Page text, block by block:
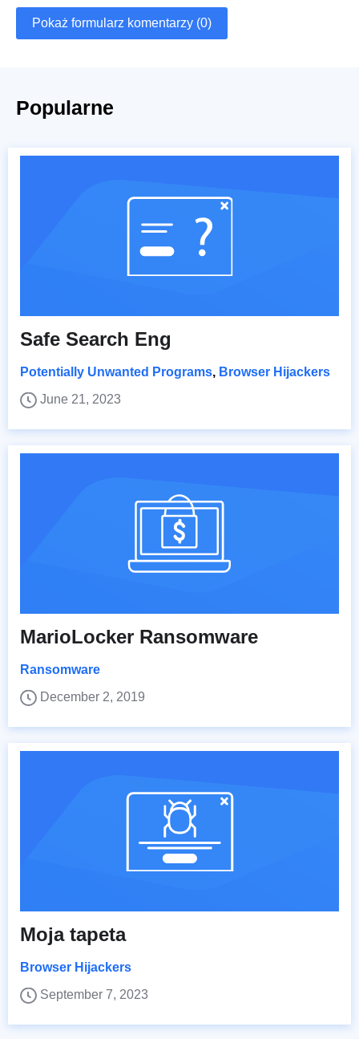
Pokaż formularz komentarzy (0)
Popularne
Safe Search Eng
Potentially Unwanted Programs, Browser Hijackers
June 21, 2023
MarioLocker Ransomware
Ransomware
December 2, 2019
Moja tapeta
Browser Hijackers
September 7, 2023